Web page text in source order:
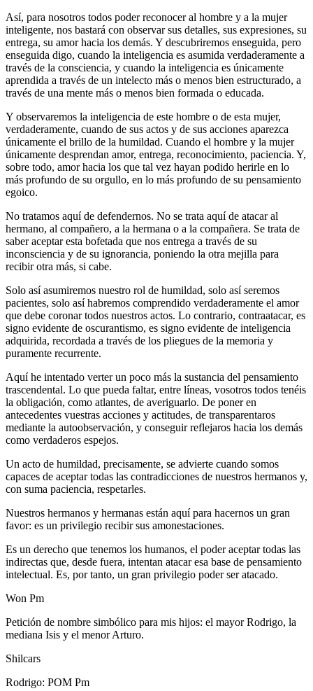
Así, para nosotros todos poder reconocer al hombre y a la mujer
inteligente, nos bastará con observar sus detalles, sus expresiones, su
entrega, su amor hacia los demás. Y descubriremos enseguida, pero
enseguida digo, cuando la inteligencia es asumida verdaderamente a
través de la consciencia, y cuando la inteligencia es únicamente
aprendida a través de un intelecto más o menos bien estructurado, a
través de una mente más o menos bien formada o educada.
Y observaremos la inteligencia de este hombre o de esta mujer,
verdaderamente, cuando de sus actos y de sus acciones aparezca
únicamente el brillo de la humildad. Cuando el hombre y la mujer
únicamente desprendan amor, entrega, reconocimiento, paciencia. Y,
sobre todo, amor hacia los que tal vez hayan podido herirle en lo
más profundo de su orgullo, en lo más profundo de su pensamiento
egoico.
No tratamos aquí de defendernos. No se trata aquí de atacar al
hermano, al compañero, a la hermana o a la compañera. Se trata de
saber aceptar esta bofetada que nos entrega a través de su
inconsciencia y de su ignorancia, poniendo la otra mejilla para
recibir otra más, si cabe.
Solo así asumiremos nuestro rol de humildad, solo así seremos
pacientes, solo así habremos comprendido verdaderamente el amor
que debe coronar todos nuestros actos. Lo contrario, contraatacar, es
signo evidente de oscurantismo, es signo evidente de inteligencia
adquirida, recordada a través de los pliegues de la memoria y
puramente recurrente.
Aquí he intentado verter un poco más la sustancia del pensamiento
trascendental. Lo que pueda faltar, entre líneas, vosotros todos tenéis
la obligación, como atlantes, de averiguarlo. De poner en
antecedentes vuestras acciones y actitudes, de transparentaros
mediante la autoobservación, y conseguir reflejaros hacia los demás
como verdaderos espejos.
Un acto de humildad, precisamente, se advierte cuando somos
capaces de aceptar todas las contradicciones de nuestros hermanos y,
con suma paciencia, respetarles.
Nuestros hermanos y hermanas están aquí para hacernos un gran
favor: es un privilegio recibir sus amonestaciones.
Es un derecho que tenemos los humanos, el poder aceptar todas las
indirectas que, desde fuera, intentan atacar esa base de pensamiento
intelectual. Es, por tanto, un gran privilegio poder ser atacado.
Won Pm
Petición de nombre simbólico para mis hijos: el mayor Rodrigo, la
mediana Isis y el menor Arturo.
Shilcars
Rodrigo: POM Pm